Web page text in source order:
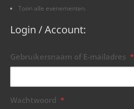
Toon alle evenementen.
Login / Account:
Gebruikersnaam of E-mailadres *
Wachtwoord *